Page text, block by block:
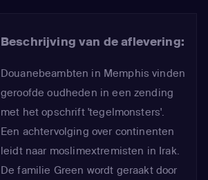
Beschrijving van de aflevering:
Douanebeambten in Memphis vinden
geroofde oudheden in een zending
met het opschrift 'tegelmonsters'.
Een achtervolging over continenten
leidt naar moslimextremisten in Irak.
De familie Green wordt geraakt door